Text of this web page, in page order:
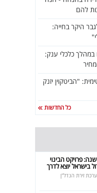
להם
היקר בחייה:
כלכלי ענק:
"הביטקוין יזנק
כל החדשות
20 שנה: פרויקט הבינוי
בישראל יוצא לדרך
זירת הנדל"ן